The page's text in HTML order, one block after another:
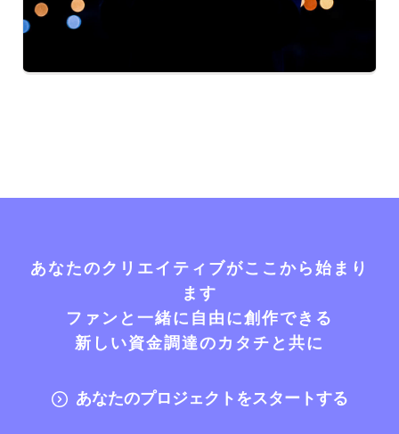
あなたのクリエイティブがここから始まり
ます
ファンと一緒に自由に創作できる
新しい資金調達のカタチと共に
あなたのプロジェクトをスタートする